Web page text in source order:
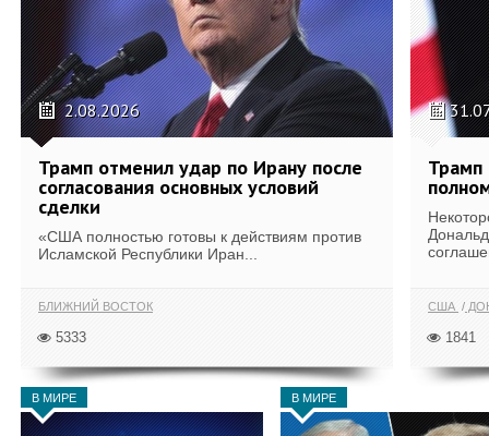
2.08.2026
Трамп отменил удар по Ирану после
согласования основных условий
сделки
«США полностью готовы к действиям против
Исламской Республики Иран...
БЛИЖНИЙ ВОСТОК
5333
Трамп
США
1841
В МИРЕ В МИРЕ